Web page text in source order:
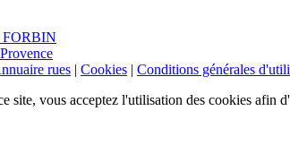
rues | Cookies | Conditions générales
site, vous acceptez l'utilisation des cookies afin